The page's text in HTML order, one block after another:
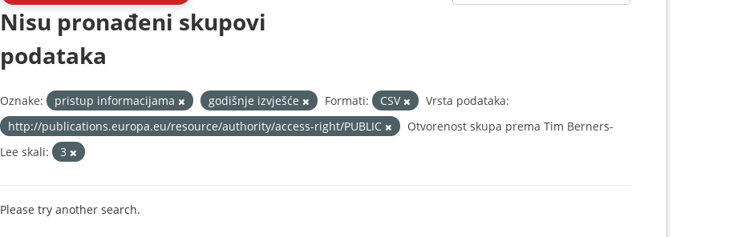
Nisu pronađeni skupovi
podataka
Oznake: pristup informacijama godišnje izvješće Formati: CSV
Vrsta podataka:
http://publications.europa.eu/resource/authority/access-right/PUBLIC
Otvorenost skupa prema Tim Berners-
Lee skali:
3
Please try another search.